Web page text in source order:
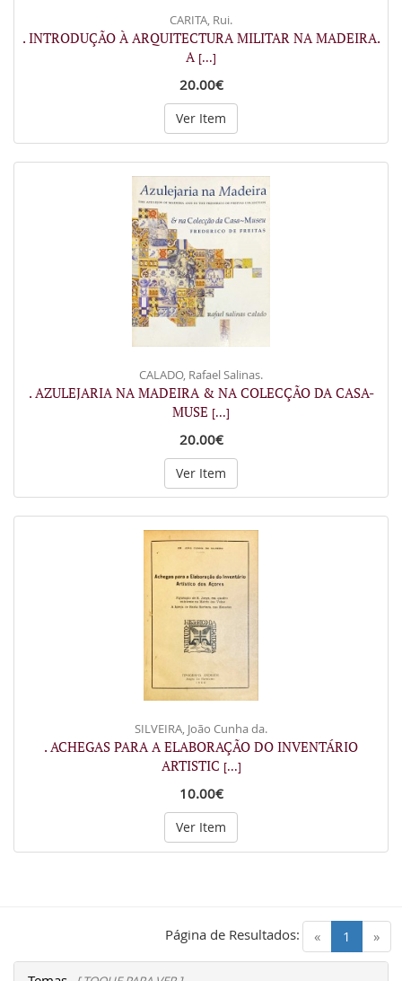
CARITA, Rui.
. INTRODUÇÃO À ARQUITECTURA MILITAR NA MADEIRA.
A [...]
20.00€
Ver Item
CALADO, Rafael Salinas.
. AZULEJARIA NA MADEIRA & NA COLECÇÃO DA CASA-
MUSE [...]
20.00€
Ver Item
SILVEIRA, João Cunha da.
. ACHEGAS PARA A ELABORAÇÃO DO INVENTÁRIO
ARTISTIC [...]
10.00€
Ver Item
« 1 (current)
»
Página de Resultados: